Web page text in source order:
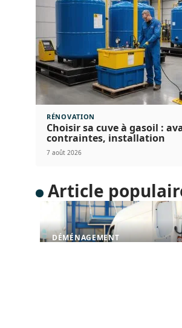
RÉNOVATION
Choisir sa cuve à gasoil :
contraintes, installation
7 août 2026
Article
DÉMÉNAGEMENT